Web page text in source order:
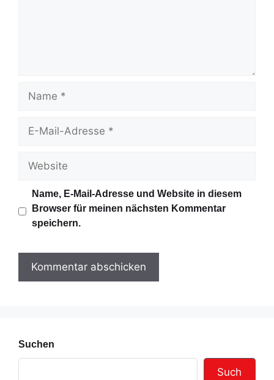
-
r
s
i
Name, E-Mail-Adresse und Website in diesem
Browser für meinen nächsten Kommentar
speichern.
Suchen
Such